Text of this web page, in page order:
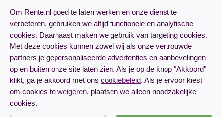
Hypotheek aanvragen
Lineaire hypotheek rente
Annuïteitenhypotheek rente
Om Rente.nl goed te laten werken en onze dienst te
verbeteren, gebruiken we altijd functionele en analytische
cookies. Daarnaast maken we gebruik van targeting cookies.
Met deze cookies kunnen zowel wij als onze vertrouwde
partners je gepersonaliseerde advertenties en aanbevelingen
op en buiten onze site laten zien. Als je op de knop "Akkoord"
klikt, ga je akkoord met ons cookiebeleid. Als je ervoor kiest
om cookies te weigeren, plaatsen we alleen noodzakelijke
cookies.